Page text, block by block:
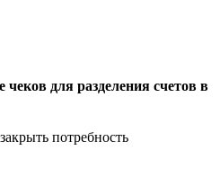
для разделения счетов в
потребность